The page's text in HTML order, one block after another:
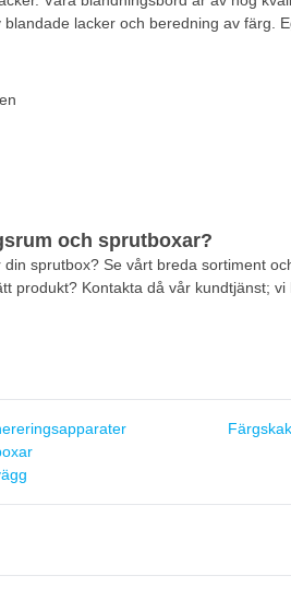
lacker och beredning av färg.
och sprutboxar?
sprutbox? Se vårt breda sortiment
produkt? Kontakta då vår kundtjänst;